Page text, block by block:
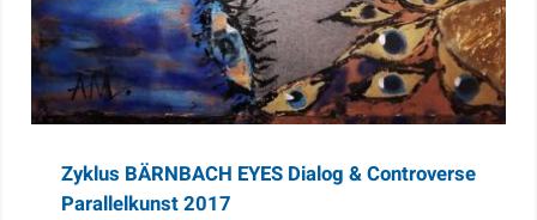
Zyklus BÄRNBACH EYES Dialog & Controverse
Parallelkunst 2017